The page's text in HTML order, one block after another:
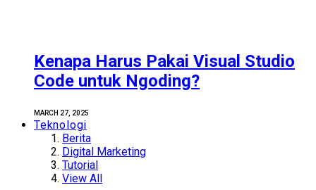
Kenapa Harus Pakai Visual Studio
Code untuk Ngoding?
MARCH 27, 2025
Teknologi
Berita
Digital Marketing
Tutorial
View All